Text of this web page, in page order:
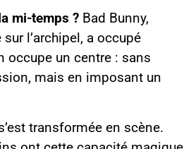
mi-temps ? Bad Bunny,
l’archipel, a occupé
occupe un centre : sans
mais en imposant un
transformée en scène.